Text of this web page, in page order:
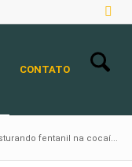
CONTATO
fentanil na cocaí...